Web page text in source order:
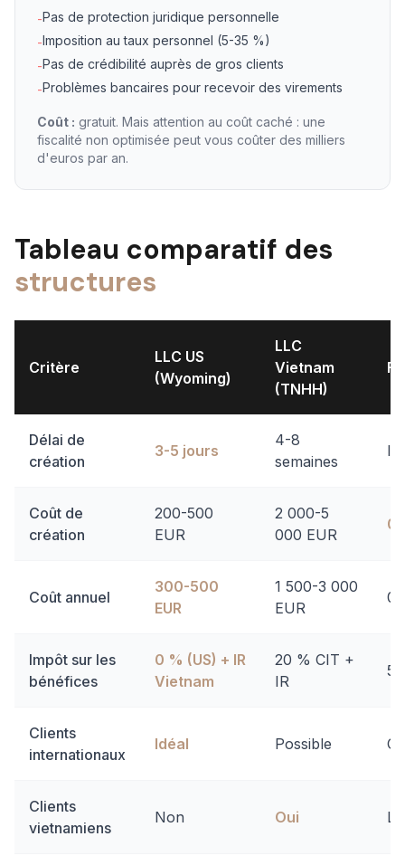
-Pas de protection juridique personnelle
-Imposition au taux personnel (5-35 %)
-Pas de crédibilité auprès de gros clients
-Problèmes bancaires pour recevoir des virements
Coût : gratuit. Mais attention au coût caché : une
fiscalité non optimisée peut vous coûter des milliers
d'euros par an.
Tableau comparatif des
structures
Critère
LLC US
(Wyoming)
LLC
Vietnam
(TNHH)
Délai de
création
3-5 jours
4-8
semaines
Coût de
création
200-500
EUR
2 000-5
000 EUR
0
Coût annuel
300-500
EUR
1 500-3 000
EUR
0
Impôt sur les
bénéfices
0 % (US) + IR
Vietnam
20 % CIT +
IR
5-
Clients
internationaux
Idéal Possible
Clients
vietnamiens
Non Oui